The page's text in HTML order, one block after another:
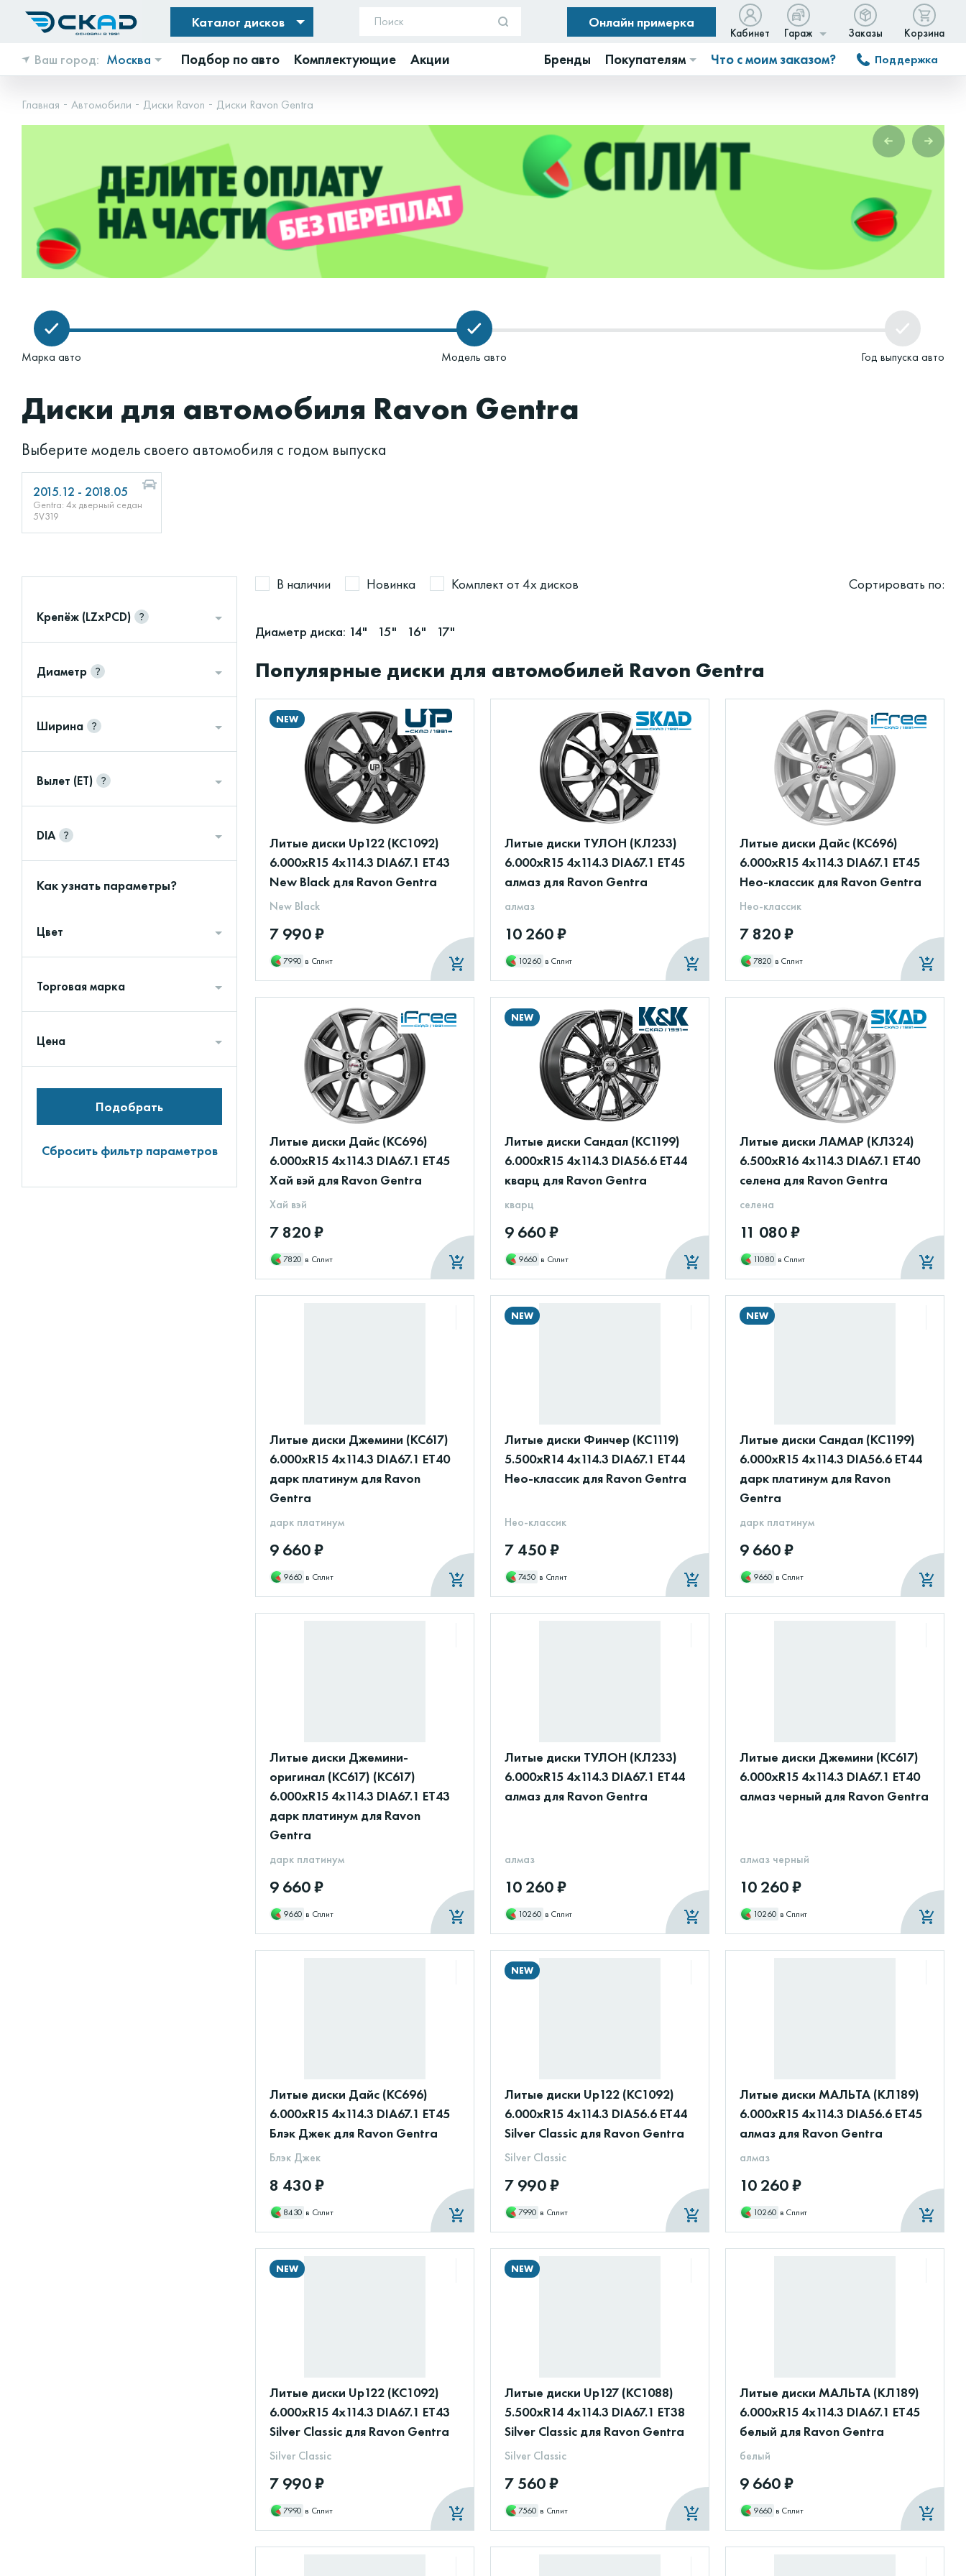
Каталог дисков Онлайн примерка
Кабинет Гараж Заказы Корзина
Ваш город: Москва Подбор по авто Комплектующие Акции Бренды Покупателям Что с моим заказом? Поддержка
Главная Автомобили Диски Ravon Диски Ravon Gentra
Марка авто Модель авто Год выпуска авто
Диски для автомобиля Ravon Gentra
Выберите модель своего автомобиля с годом выпуска
2015.12 - 2018.05
Gentra: 4х дверный седан
5V319
Крепёж (LZxPCD)
Диаметр
Ширина
Вылет (ET)
DIA
Как узнать параметры?
Цвет
Торговая марка
Цена
Подобрать
Сбросить фильтр параметров
В наличии Новинка Комплект от 4х дисков Сортировать по:
Диаметр диска: 14" 15" 16" 17"
Популярные диски для автомобилей Ravon Gentra
NEW
Литые диски Up122 (КС1092)
6.000xR15 4x114.3 DIA67.1 ET43
New Black для Ravon Gentra
New Black
7 990 ₽
7990 в Сплит
Литые диски ТУЛОН (КЛ233)
6.000xR15 4x114.3 DIA67.1 ET45
алмаз для Ravon Gentra
алмаз
10 260 ₽
10260 в Сплит
Литые диски Дайс (КС696)
6.000xR15 4x114.3 DIA67.1 ET45
Нео-классик для Ravon Gentra
Нео-классик
7 820 ₽
7820 в Сплит
Литые диски Дайс (КС696)
6.000xR15 4x114.3 DIA67.1 ET45
Хай вэй для Ravon Gentra
Хай вэй
7 820 ₽
7820 в Сплит
NEW
Литые диски Сандал (КС1199)
6.000xR15 4x114.3 DIA56.6 ET44
кварц для Ravon Gentra
кварц
9 660 ₽
9660 в Сплит
Литые диски ЛАМАР (КЛ324)
6.500xR16 4x114.3 DIA67.1 ET40
селена для Ravon Gentra
селена
11 080 ₽
11080 в Сплит
Литые диски Джемини (КС617)
6.000xR15 4x114.3 DIA67.1 ET40
дарк платинум для Ravon
Gentra
дарк платинум
9 660 ₽
9660 в Сплит
NEW
Литые диски Финчер (КС1119)
5.500xR14 4x114.3 DIA67.1 ET44
Нео-классик для Ravon Gentra
Нео-классик
7 450 ₽
7450 в Сплит
NEW
Литые диски Сандал (КС1199)
6.000xR15 4x114.3 DIA56.6 ET44
дарк платинум для Ravon
Gentra
дарк платинум
9 660 ₽
9660 в Сплит
Литые диски Джемини-
оригинал (КС617) (КС617)
6.000xR15 4x114.3 DIA67.1 ET43
дарк платинум для Ravon
Gentra
дарк платинум
9 660 ₽
9660 в Сплит
Литые диски ТУЛОН (КЛ233)
6.000xR15 4x114.3 DIA67.1 ET44
алмаз для Ravon Gentra
алмаз
10 260 ₽
10260 в Сплит
Литые диски Джемини (КС617)
6.000xR15 4x114.3 DIA67.1 ET40
алмаз черный для Ravon Gentra
алмаз черный
10 260 ₽
10260 в Сплит
Литые диски Дайс (КС696)
6.000xR15 4x114.3 DIA67.1 ET45
Блэк Джек для Ravon Gentra
Блэк Джек
8 430 ₽
8430 в Сплит
NEW
Литые диски Up122 (КС1092)
6.000xR15 4x114.3 DIA56.6 ET44
Silver Classic для Ravon Gentra
Silver Classic
7 990 ₽
7990 в Сплит
Литые диски МАЛЬТА (КЛ189)
6.000xR15 4x114.3 DIA56.6 ET45
алмаз для Ravon Gentra
алмаз
10 260 ₽
10260 в Сплит
NEW
Литые диски Up122 (КС1092)
6.000xR15 4x114.3 DIA67.1 ET43
Silver Classic для Ravon Gentra
Silver Classic
7 990 ₽
7990 в Сплит
NEW
Литые диски Up127 (КС1088)
5.500xR14 4x114.3 DIA67.1 ET38
Silver Classic для Ravon Gentra
Silver Classic
7 560 ₽
7560 в Сплит
Литые диски МАЛЬТА (КЛ189)
6.000xR15 4x114.3 DIA67.1 ET45
белый для Ravon Gentra
белый
9 660 ₽
9660 в Сплит